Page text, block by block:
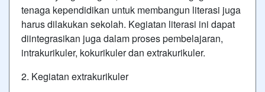
tenaga kependidikan untuk membangun literasi juga
harus dilakukan sekolah. Kegiatan literasi ini dapat
diintegrasikan juga dalam proses pembelajaran,
intrakurikuler, kokurikuler dan extrakurikuler.
2. Kegiatan extrakurikuler